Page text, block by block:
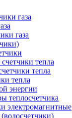
газа
газа
тепла
тепла
тепла
энергии
теплосчетчика
электромагнитные